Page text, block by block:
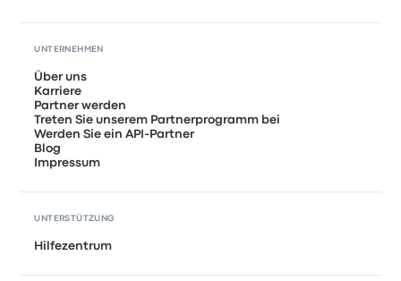
UNTERNEHMEN
Über uns
Karriere
Partner werden
Treten Sie unserem Partnerprogramm bei
Werden Sie ein API-Partner
Blog
Impressum
UNTERSTÜTZUNG
Hilfezentrum